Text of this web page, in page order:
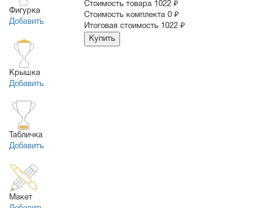
Фигурка
Добавить
Крышка
Добавить
Табличка
Добавить
Макет
Cтоимость товара
1022 ₽
Стоимость комплекта 0 ₽
Итоговая стоимость
1022 ₽
Купить